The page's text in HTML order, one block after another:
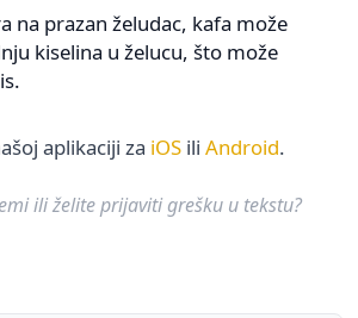
na prazan želudac, kafa može
kiselina u želucu, što može
aplikaciji za iOS ili Android.
ili želite prijaviti grešku u tekstu?